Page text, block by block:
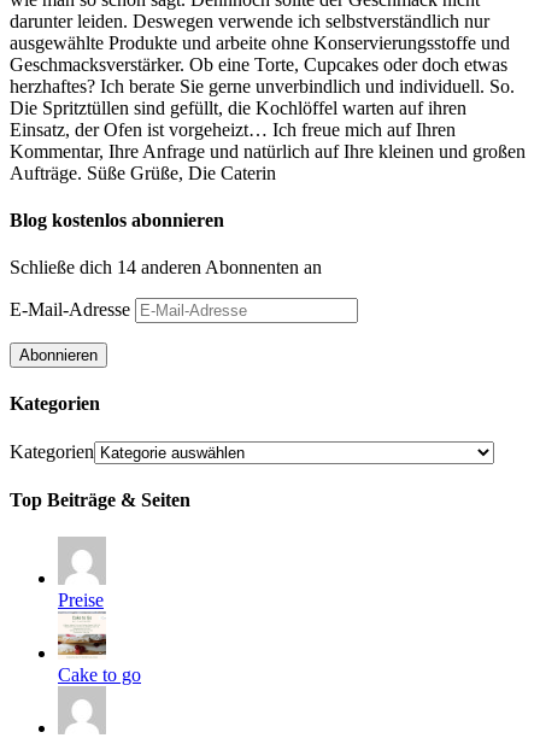
darunter leiden. Deswegen verwende ich selbstverständlich nur
ausgewählte Produkte und arbeite ohne Konservierungsstoffe und
Geschmacksverstärker. Ob eine Torte, Cupcakes oder doch etwas
herzhaftes? Ich berate Sie gerne unverbindlich und individuell. So.
Die Spritztüllen sind gefüllt, die Kochlöffel warten auf ihren
Einsatz, der Ofen ist vorgeheizt… Ich freue mich auf Ihren
Kommentar, Ihre Anfrage und natürlich auf Ihre kleinen und großen
Aufträge. Süße Grüße, Die Caterin
Blog kostenlos abonnieren
Schließe dich 14 anderen Abonnenten an
E-Mail-Adresse
Abonnieren
Kategorien
Kategorien
Top Beiträge & Seiten
Preise
Cake to go